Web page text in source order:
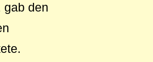
gab den